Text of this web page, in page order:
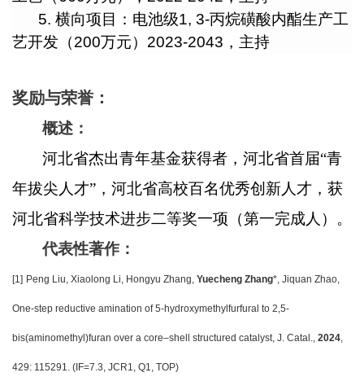
5. 横向项目：电池级1, 3-丙烷磺酸内酯生产工
艺开发（200万元） 2023-2043 ，主持
奖励与荣誉：
概述：
河北省杰出青年基金获得者，河北省首届“青
年拔尖人才”，河北省高校百名优秀创新人才，获
河北省科学技术进步二等奖一项（第一完成人）。
代表性著作：
[1] Peng Liu, Xiaolong Li, Hongyu Zhang, Yuecheng Zhang*, Jiquan Zhao,
One-step reductive amination of 5-hydroxymethylfurfural to 2,5-
bis(aminomethyl)furan over a core–shell structured catalyst, J. Catal., 2024,
429: 115291. (IF=7.3, JCR1, Q1, TOP)